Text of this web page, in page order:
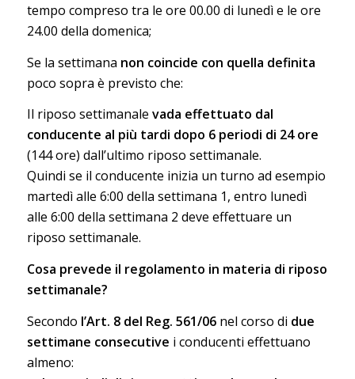
tempo compreso tra le ore 00.00 di lunedì e le ore
24.00 della domenica;
Se la settimana non coincide con quella definita
poco sopra è previsto che:
Il riposo settimanale vada effettuato dal
conducente al più tardi dopo 6 periodi di 24 ore
(144 ore) dall’ultimo riposo settimanale.
Quindi se il conducente inizia un turno ad esempio
martedì alle 6:00 della settimana 1, entro lunedì
alle 6:00 della settimana 2 deve effettuare un
riposo settimanale.
Cosa prevede il regolamento in materia di riposo
settimanale?
Secondo l’Art. 8 del Reg. 561/06nel corso di due
settimane consecutive i conducenti effettuano
almeno: